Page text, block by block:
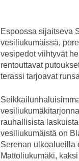
Espoossa sijaitseva
vesiliukumäissä,
vesipedot viihtyvät
rentouttavat
terassi tarjoavat
rauhallisista
vesiliukumäistä on
Serenan ulkoalueilla
Mattoliukumäki,